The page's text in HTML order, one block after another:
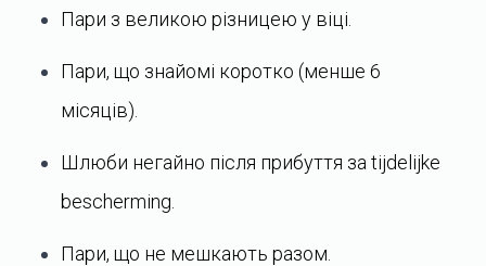
Пари з великою різницею у віці.
Пари, що знайомі коротко (менше 6
місяців).
Шлюби негайно після прибуття за tijdelijke
bescherming.
Пари, що не мешкають разом.